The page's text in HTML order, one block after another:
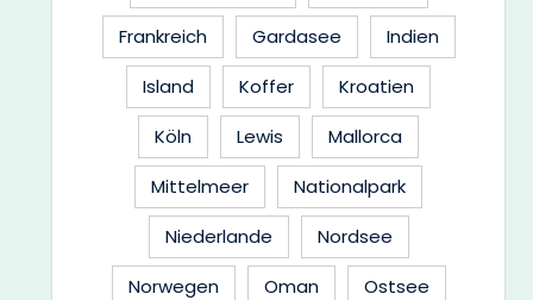
Frankreich
Gardasee
Indien
Island
Koffer
Kroatien
Köln
Lewis
Mallorca
Mittelmeer
Nationalpark
Niederlande
Nordsee
Norwegen
Oman
Ostsee